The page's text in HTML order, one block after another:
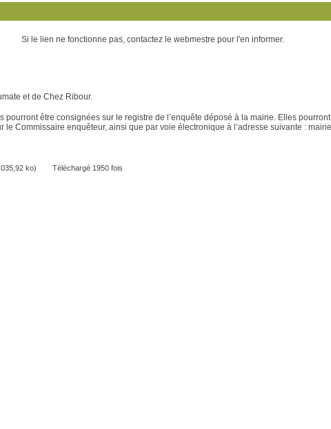
Si le lien ne fonctionne pas, contactez le webmestre pour l'en informer.
et de Chez Ribour.
pourront être consignées sur le registre de l’enquête déposé à la mairie. Elles
le Commissaire enquêteur, ainsi que par voie électronique à l’adresse suivante :
ko) Téléchargé 1950 fois